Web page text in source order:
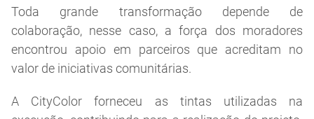
Toda grande transformação depende de
colaboração, nesse caso, a força dos moradores
encontrou apoio em parceiros que acreditam no
valor de iniciativas comunitárias.
A CityColor forneceu as tintas utilizadas na